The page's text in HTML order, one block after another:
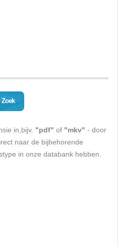
Zoek
in,bijv. "pdf" of "mkv" - door
naar de bijbehorende
in onze databank hebben.